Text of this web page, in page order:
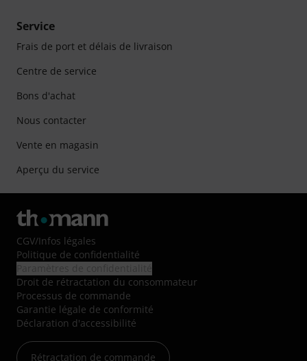
Service
Frais de port et délais de livraison
Centre de service
Bons d'achat
Nous contacter
Vente en magasin
Aperçu du service
CGV/Infos légales
Politique de confidentialité
Droit de rétractation du consommateur
Processus de commande
Garantie légale de conformité
Déclaration d'accessibilité
Rétractation de commande